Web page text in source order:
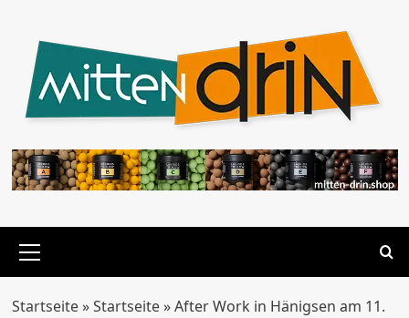
springen
Menü
Startseite»Startseite»After Work in Hänigsen am 11.